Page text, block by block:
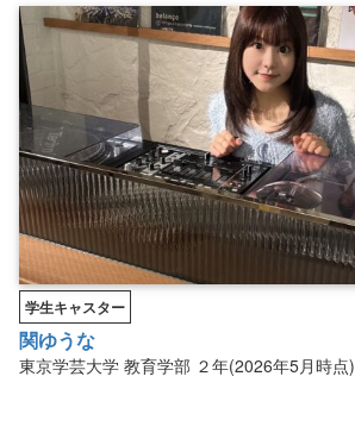
学生キャスター
関ゆうな
東京学芸大学 教育学部 ２年(2026年5月時点)